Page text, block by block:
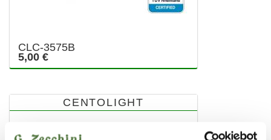
CLC-3575B
5,00 €
CENTOLIGHT